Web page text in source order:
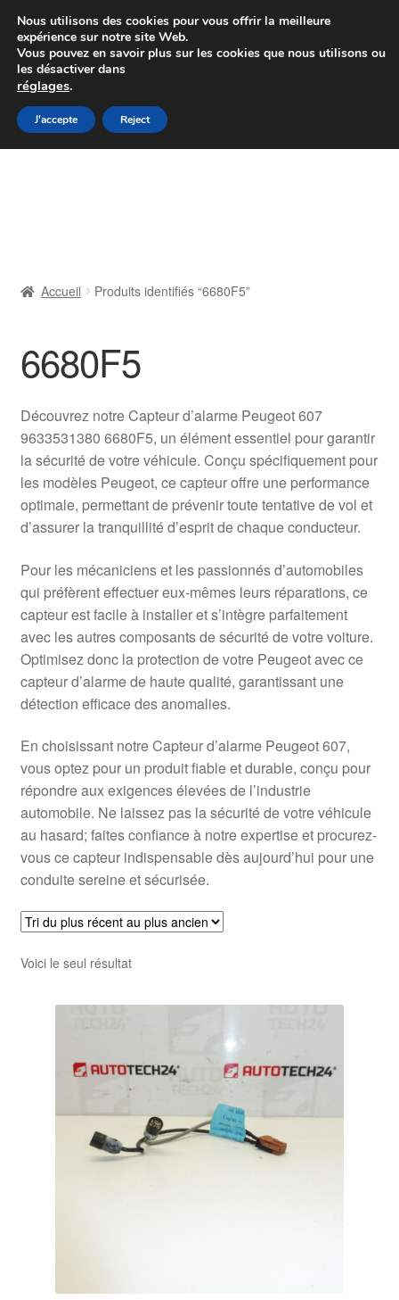
Colissimo livraison à partir de 7 EUR
Du lundi au vendredi de 9 h à 16 h
Aller
à
Aller
au
Livraison
Livraison internationale
Mon compte
Paiements
Plainte
Politique de confidentialité
Procédure de Réclamation
Termes et conditions
Accueil Produits identifiés “6680F5”
6680F5
Découvrez notre Capteur d’alarme Peugeot 607
9633531380 6680F5, un élément essentiel pour garantir
la sécurité de votre véhicule. Conçu spécifiquement pour
les modèles Peugeot, ce capteur offre une performance
optimale, permettant de prévenir toute tentative de vol et
d’assurer la tranquillité d’esprit de chaque conducteur.
Pour les mécaniciens et les passionnés d’automobiles
qui préfèrent effectuer eux-mêmes leurs réparations, ce
capteur est facile à installer et s’intègre parfaitement
avec les autres composants de sécurité de votre voiture.
Optimisez donc la protection de votre Peugeot avec ce
capteur d’alarme de haute qualité, garantissant une
détection efficace des anomalies.
En choisissant notre Capteur d’alarme Peugeot 607,
vous optez pour un produit fiable et durable, conçu pour
répondre aux exigences élevées de l’industrie
automobile. Ne laissez pas la sécurité de votre véhicule
au hasard; faites confiance à notre expertise et procurez-
vous ce capteur indispensable dès aujourd’hui pour une
conduite sereine et sécurisée.
Voici le seul résultat
Nous utilisons des cookies pour vous offrir la meilleure
expérience sur notre site Web.
Vous pouvez en savoir plus sur les cookies que nous utilisons ou
les désactiver dans
réglages.
J'accepte Reject